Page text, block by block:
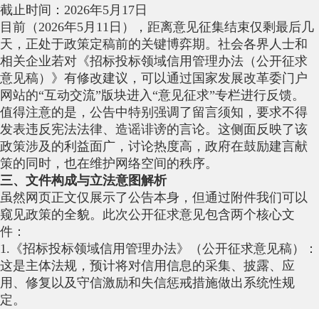
截止时间：2026年5月17日
目前（2026年5月11日），距离意见征集结束仅剩最后几
天，正处于政策定稿前的关键博弈期。社会各界人士和
相关企业若对《招标投标领域信用管理办法（公开征求
意见稿）》有修改建议，可以通过国家发展改革委门户
网站的“互动交流”版块进入“意见征求”专栏进行反馈。
值得注意的是，公告中特别强调了留言须知，要求不得
发表违反宪法法律、造谣诽谤的言论。这侧面反映了该
政策涉及的利益面广，讨论热度高，政府在鼓励建言献
策的同时，也在维护网络空间的秩序。
三、文件构成与立法意图解析
虽然网页正文仅展示了公告本身，但通过附件我们可以
窥见政策的全貌。此次公开征求意见包含两个核心文
件：
1.《招标投标领域信用管理办法》（公开征求意见稿）：
这是主体法规，预计将对信用信息的采集、披露、应
用、修复以及守信激励和失信惩戒措施做出系统性规
定。